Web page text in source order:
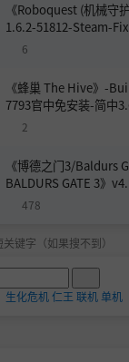
《Roboquest (机械守
1.6.2-51812-Steam-
机版官中简体
6
《蜂巢 The Hive》-
7793官中免安装-简中
2
《博德之门3/Baldurs
BALDURS GATE 3》
8727-Build 24532579
478
键字（如果搜不到）
生化危机仁王 联机单机